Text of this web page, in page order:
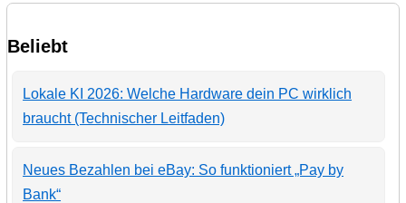
Beliebt
Lokale KI 2026: Welche Hardware dein PC wirklich
braucht (Technischer Leitfaden)
Neues Bezahlen bei eBay: So funktioniert „Pay by
Bank“